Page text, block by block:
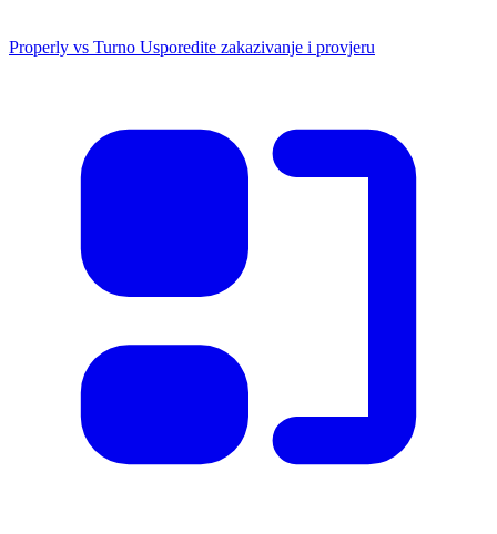
Properly vs Turno Usporedite zakazivanje i provjeru